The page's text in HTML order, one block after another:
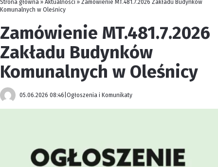
Strona główna » Aktualności » Zamówienie MT.481.7.2026 Zakładu Budynków
Komunalnych w Oleśnicy
Zamówienie MT.481.7.2026
Zakładu Budynków
Komunalnych w Oleśnicy
05.06.2026 08:46 Ogłoszenia i Komunikaty